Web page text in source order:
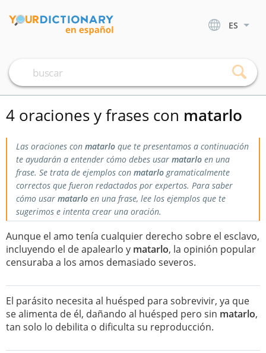
ES
4 oraciones y frases con matarlo
Las oraciones con matarlo que te presentamos a continuación
te ayudarán a entender cómo debes usar matarlo en una
frase. Se trata de ejemplos con matarlogramaticalmente
correctos que fueron redactados por expertos. Para saber
cómo usar matarlo en una frase, lee los ejemplos que te
sugerimos e intenta crear una oración.
Aunque el amo tenía cualquier derecho sobre el esclavo,
incluyendo el de apalearlo y matarlo, la opinión popular
censuraba a los amos demasiado severos.
El parásito necesita al huésped para sobrevivir, ya que
se alimenta de él, dañando al huésped pero sin matarlo,
tan solo lo debilita o dificulta su reproducción.